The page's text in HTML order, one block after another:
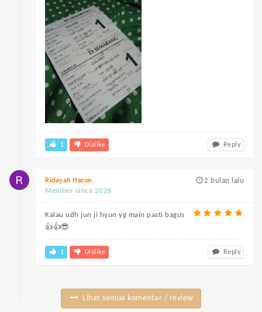
1 Dislike Reply
2 bulan lalu
Ridayah Harun
Member since 2026
Kalau udh jun ji hyun yg main pasti bagus
👍👍😎
1 Dislike Reply
Lihat semua komentar / review